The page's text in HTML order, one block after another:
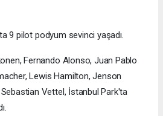
9 pilot podyum sevinci yaşadı.
Fernando Alonso, Juan Pablo
Lewis Hamilton, Jenson
Vettel, İstanbul Park'ta